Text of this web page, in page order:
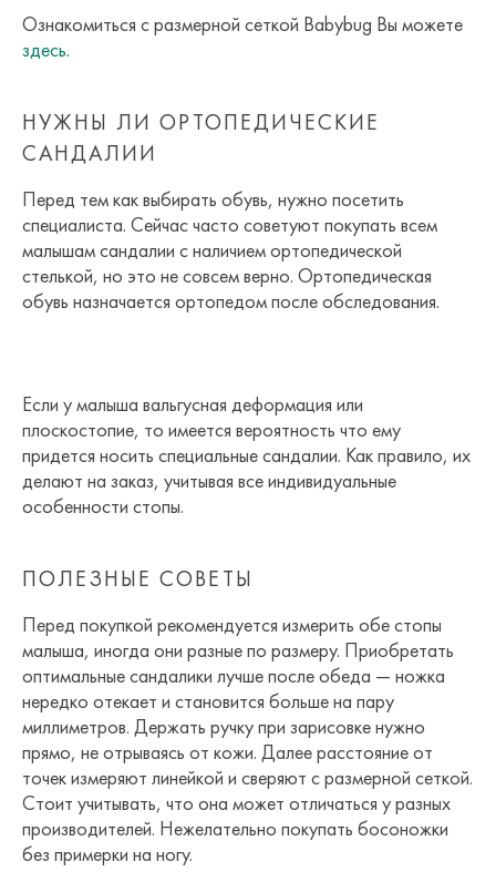
Ознакомиться с размерной сеткой Babybug Вы можете
здесь.
НУЖНЫ ЛИ ОРТОПЕДИЧЕСКИЕ
САНДАЛИИ
Перед тем как выбирать обувь, нужно посетить
специалиста. Сейчас часто советуют покупать всем
малышам сандалии с наличием ортопедической
стелькой, но это не совсем верно. Ортопедическая
обувь назначается ортопедом после обследования.
Если у малыша вальгусная деформация или
плоскостопие, то имеется вероятность что ему
придется носить специальные сандалии. Как правило, их
делают на заказ, учитывая все индивидуальные
особенности стопы.
ПОЛЕЗНЫЕ СОВЕТЫ
Перед покупкой рекомендуется измерить обе стопы
малыша, иногда они разные по размеру. Приобретать
оптимальные сандалики лучше после обеда — ножка
нередко отекает и становится больше на пару
миллиметров. Держать ручку при зарисовке нужно
прямо, не отрываясь от кожи. Далее расстояние от
точек измеряют линейкой и сверяют с размерной сеткой.
Стоит учитывать, что она может отличаться у разных
производителей. Нежелательно покупать босоножки
без примерки на ногу.